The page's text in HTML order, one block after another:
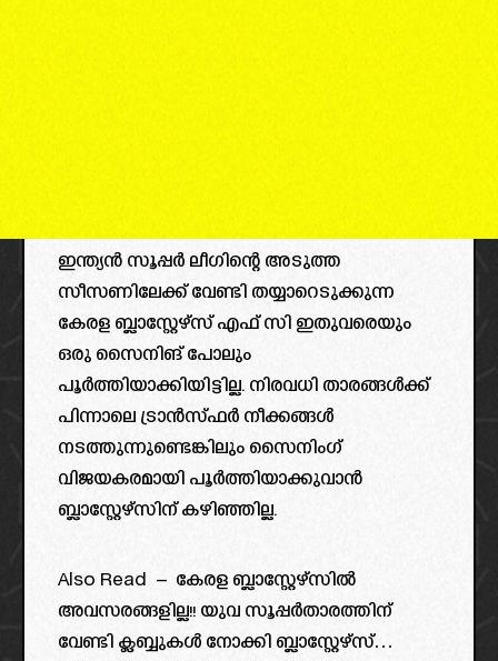
ഇന്ത്യൻ സൂപ്പർ ലീഗിന്റെ അടുത്ത
സീസണിലേക്ക് വേണ്ടി തയ്യാറെടുക്കുന്ന
കേരള ബ്ലാസ്റ്റേഴ്സ് എഫ് സി ഇതുവരെയും
ഒരു സൈനിങ് പോലും
പൂർത്തിയാക്കിയിട്ടില്ല. നിരവധി താരങ്ങൾക്ക്
പിന്നാലെ ട്രാൻസ്ഫർ നീക്കങ്ങൾ
നടത്തുന്നുണ്ടെങ്കിലും സൈനിംഗ്
വിജയകരമായി പൂർത്തിയാക്കുവാൻ
ബ്ലാസ്റ്റേഴ്സിന് കഴിഞ്ഞില്ല.
Also Read – കേരള ബ്ലാസ്റ്റേഴ്സിൽ
അവസരങ്ങളില്ല!! യുവ സൂപ്പർതാരത്തിന്
വേണ്ടി ക്ലബ്ബുകൾ നോക്കി ബ്ലാസ്റ്റേഴ്‌സ്…